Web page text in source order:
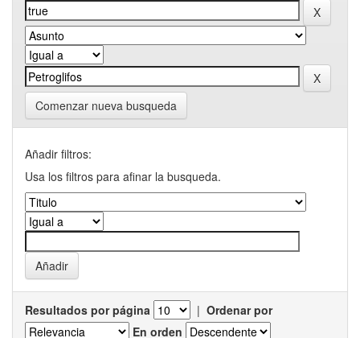
Comenzar nueva busqueda
Añadir filtros:
Usa los filtros para afinar la busqueda.
Resultados por página | Ordenar por
En orden